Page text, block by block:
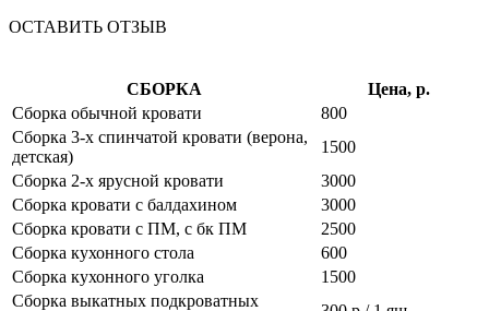
ОСТАВИТЬ ОТЗЫВ
СБОРКА
Цена, р.
Сборка обычной кровати
800
Сборка 3-х спинчатой кровати (верона,
детская)
1500
Сборка 2-х ярусной кровати
3000
Сборка кровати с балдахином
3000
Сборка кровати с ПМ, с бк ПМ
2500
Сборка кухонного стола
600
Сборка кухонного уголка
1500
Сборка выкатных подкроватных